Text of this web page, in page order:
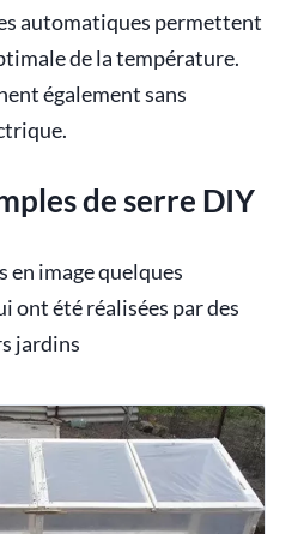
automatiques permettent
de la température.
également sans
de serre DIY
en image quelques
ont été réalisées par des
jardins